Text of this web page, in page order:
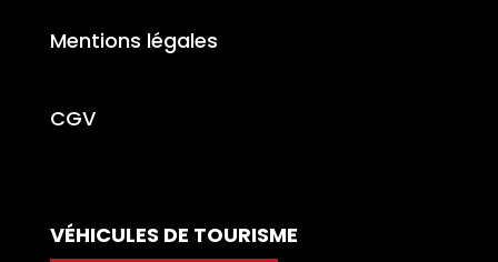
Mentions légales
CGV
VÉHICULES DE TOURISME